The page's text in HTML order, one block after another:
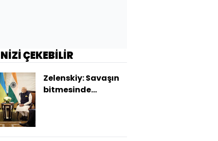
ÇEKEBİLİR
Zelenskiy: Savaşın
bitmesinde